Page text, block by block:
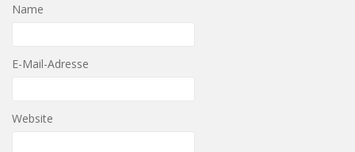
Name
E-Mail-Adresse
Website